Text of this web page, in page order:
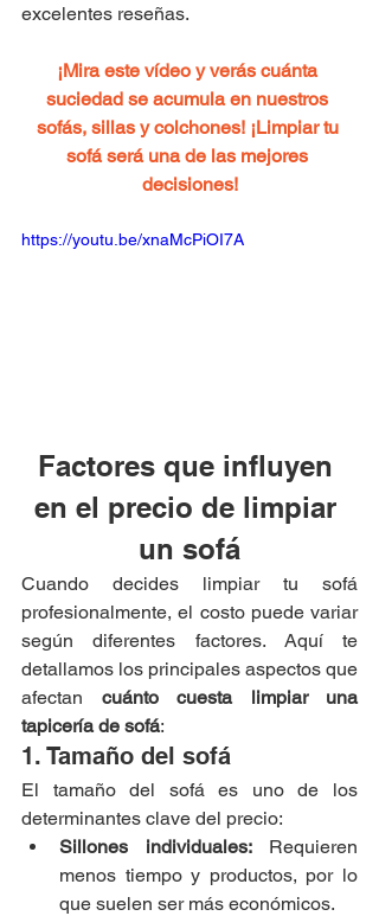
excelentes reseñas.
¡Mira este vídeo y verás cuánta
suciedad se acumula en nuestros
sofás, sillas y colchones! ¡Limpiar tu
sofá será una de las mejores
decisiones!
https://youtu.be/xnaMcPiOI7A
Factores que influyen
en el precio de limpiar
un sofá
Cuando decides limpiar tu sofá
profesionalmente, el costo puede variar
según diferentes factores. Aquí te
detallamos los principales aspectos que
afectan cuánto cuesta limpiar una
tapicería de sofá:
1. Tamaño del sofá
El tamaño del sofá es uno de los
determinantes clave del precio:
Sillones individuales: Requieren
menos tiempo y productos, por lo
que suelen ser más económicos.